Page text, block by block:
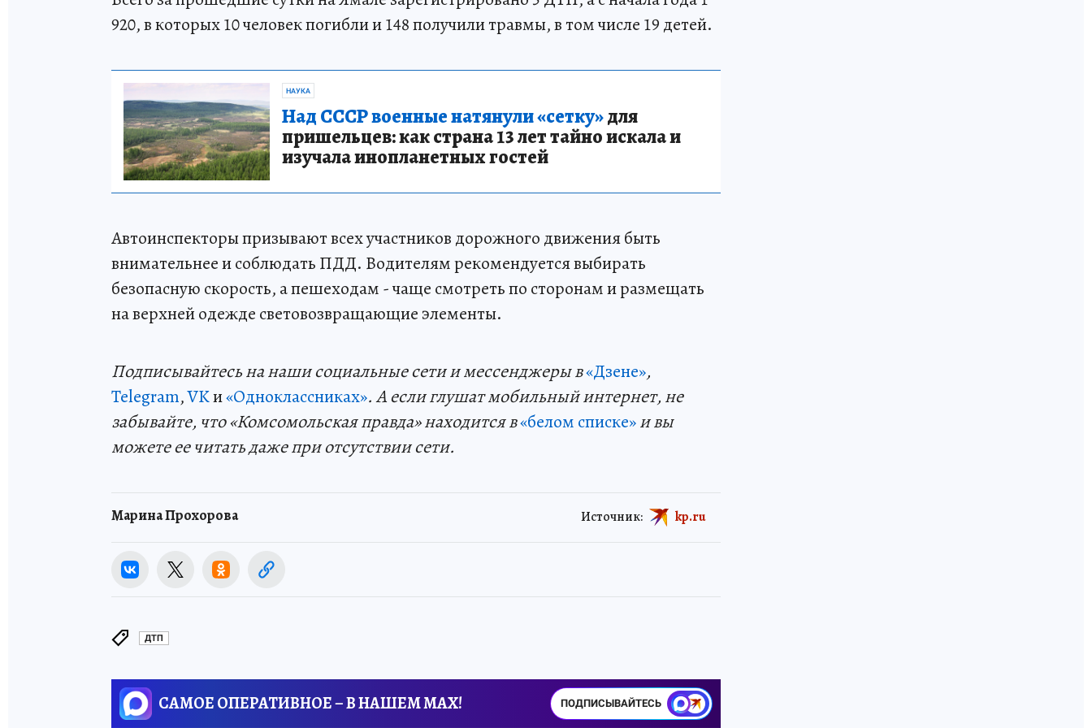
920, в которых 10 человек погибли и 148 получили травмы, в том числе 19 детей.
НАУКА
Над СССР военные натянули «сетку»для
пришельцев: как страна 13 лет тайно искала и
изучала инопланетных гостей
Автоинспекторы призывают всех участников дорожного движения быть
внимательнее и соблюдать ПДД. Водителям рекомендуется выбирать
безопасную скорость, а пешеходам - чаще смотреть по сторонам и размещать
на верхней одежде световозвращающие элементы.
Подписывайтесь на наши социальные сети и мессенджеры в«Дзене»,
Telegram,VKи«Одноклассниках». А если глушат мобильный интернет, не
забывайте, что «Комсомольская правда» находится в«белом списке»и вы
можете ее читать даже при отсутствии сети.
Марина Прохорова Источник: kp.ru
ДТП
САМОЕ ОПЕРАТИВНОЕ – В НАШЕМ MAX! ПОДПИСЫВАЙТЕСЬ